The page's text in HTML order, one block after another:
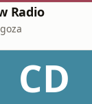
Radio
CD